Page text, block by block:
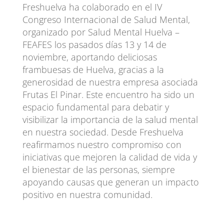
Freshuelva ha colaborado en el IV
Congreso Internacional de Salud Mental,
organizado por Salud Mental Huelva –
FEAFES los pasados días 13 y 14 de
noviembre, aportando deliciosas
frambuesas de Huelva, gracias a la
generosidad de nuestra empresa asociada
Frutas El Pinar. Este encuentro ha sido un
espacio fundamental para debatir y
visibilizar la importancia de la salud mental
en nuestra sociedad. Desde Freshuelva
reafirmamos nuestro compromiso con
iniciativas que mejoren la calidad de vida y
el bienestar de las personas, siempre
apoyando causas que generan un impacto
positivo en nuestra comunidad.